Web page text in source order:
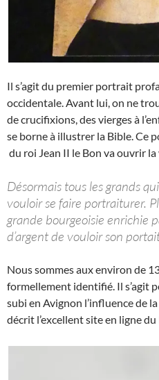
Il s’agit du premier portrait
occidentale. Avant lui, on ne
de crucifixions, des vierges à
se borne à illustrer la Bible. Ce
du roi Jean II le Bon va ouvrir
Désormais tous les grands
vouloir se faire portraiturer.
grande bourgeoisie enrichie
d’argent de vouloir son
Nous sommes aux environ de
formellement identifié. Il s’agit
subi en Avignon l’influence de
décrit l’excellent site en ligne